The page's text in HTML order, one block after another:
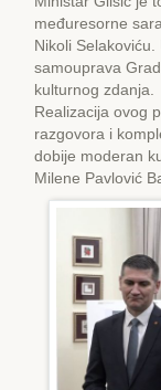
međuresorne
Nikoli
samouprava
kulturnog zdanja.
Realizacija ovog
razgovora i
dobije moderan
Milene Pavlović